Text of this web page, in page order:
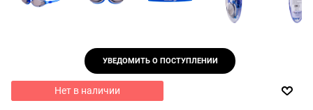
УВЕДОМИТЬ О ПОСТУПЛЕНИИ
Нет в наличии